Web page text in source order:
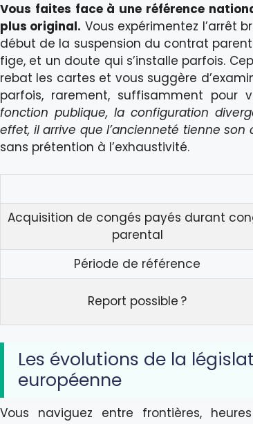
Vous faites face à une référence
plus original. Vous expérimentez l’arrêt
début de la suspension du contrat
fige, et un doute qui s’installe parfois.
rebat les cartes et vous suggère
parfois, rarement, suffisamment pour
fonction publique, la configuration
effet, il arrive que l’ancienneté tienne son
sans prétention à l’exhaustivité.
Acquisition de congés payés durant
parental
Période de référence
Report possible ?
Les évolutions de la
européenne
Vous naviguez entre frontières,